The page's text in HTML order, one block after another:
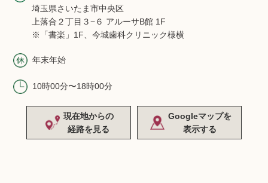
埼玉県さいたま市中央区
上落合２丁目３−６ アルーサB館 1F
※「書楽」1F、今城歯科クリニック様横
年末年始
10時00分〜18時00分
現在地からの
経路を見る
Googleマップを
表示する